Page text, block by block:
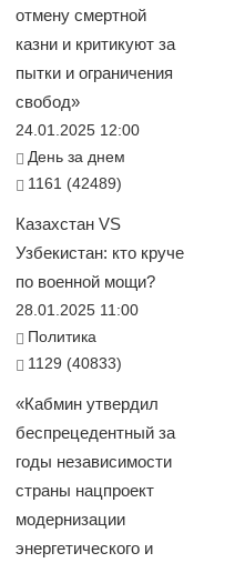
отмену смертной
казни и критикуют за
пытки и ограничения
свобод»
24.01.2025 12:00
День за днем
1161 (42489)
Казахстан VS
Узбекистан: кто круче
по военной мощи?
28.01.2025 11:00
Политика
1129 (40833)
«Кабмин утвердил
беспрецедентный за
годы независимости
страны нацпроект
модернизации
энергетического и